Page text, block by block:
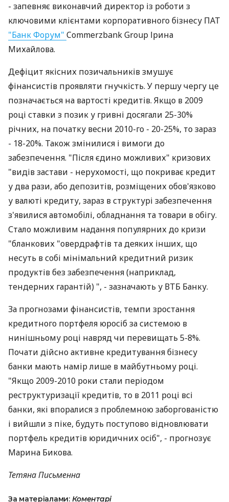
- запевняє виконавчий директор із роботи з
ключовими клієнтами корпоративного бізнесу ПАТ
"Банк Форум" Commerzbank Group Ірина
Михайлова.
Дефіцит якісних позичальників змушує
фінансистів проявляти гнучкість. У першу чергу це
позначається на вартості кредитів. Якщо в 2009
році ставки з позик у гривні досягали 25-30%
річних, на початку весни 2010-го - 20-25%, то зараз
- 18-20%. Також змінилися і вимоги до
забезпечення. "Після єдино можливих" кризових
"видів застави - нерухомості, що покриває кредит
у два рази, або депозитів, розміщених обов'язково
у валюті кредиту, зараз в структурі забезпечення
з'явилися автомобілі, обладнання та товари в обігу.
Стало можливим надання популярних до кризи
"бланкових "овердрафтів та деяких інших, що
несуть в собі мінімальний кредитний ризик
продуктів без забезпечення (наприклад,
тендерних гарантій) ", - зазначають у ВТБ Банку.
За прогнозами фінансистів, темпи зростання
кредитного портфеля юросіб за системою в
нинішньому році навряд чи перевищать 5-8%.
Почати дійсно активне кредитування бізнесу
банки мають намір лише в майбутньому році.
"Якщо 2009-2010 роки стали періодом
реструктуризації кредитів, то в 2011 році всі
банки, які впоралися з проблемною заборгованістю
і вийшли з піке, будуть поступово відновлювати
портфель кредитів юридичних осіб", - прогнозує
Марина Бикова.
Тетяна Письменна
За матеріалами: Коментарі